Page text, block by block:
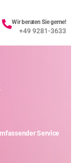
Wir beraten Sie gerne!
+49 9281-3633
Service